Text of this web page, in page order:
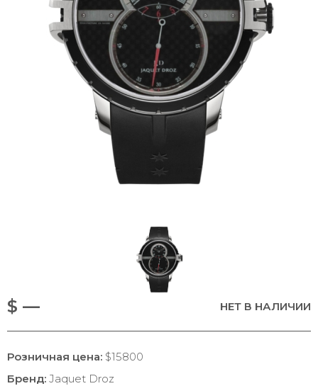
$ — НЕТ В НАЛИЧИИ
Розничная цена: $15800
Бренд: Jaquet Droz